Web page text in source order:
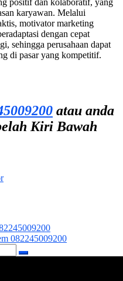
positif dan kolaboratif, yang
karyawan. Melalui
motivator marketing
dengan cepat
sehingga perusahaan dapat
di pasar yang kompetitif.
atau anda
Kiri Bawah
082245009200